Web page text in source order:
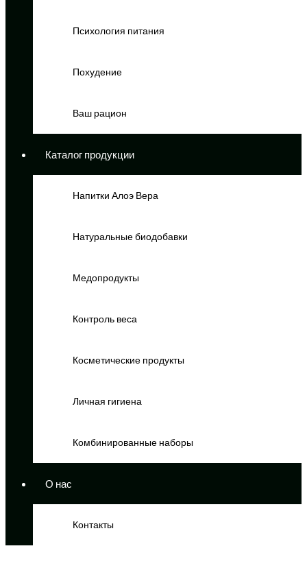
Психология питания
Похудение
Ваш рацион
Каталог продукции
Напитки Алоэ Вера
Натуральные биодобавки
Медопродукты
Контроль веса
Косметические продукты
Личная гигиена
Комбинированные наборы
О нас
Контакты